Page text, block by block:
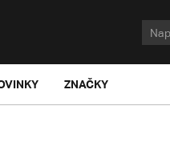
ZNAČKY